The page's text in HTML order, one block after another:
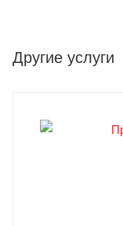
Другие услуги